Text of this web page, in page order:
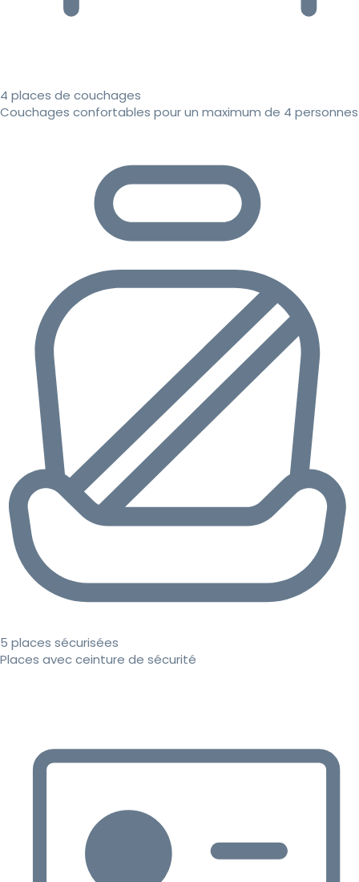
4 places de couchages
Couchages confortables pour un maximum de 4 personnes
5 places sécurisées
Places avec ceinture de sécurité